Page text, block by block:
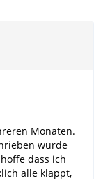
Monaten.
wurde
dass ich
alle klappt,